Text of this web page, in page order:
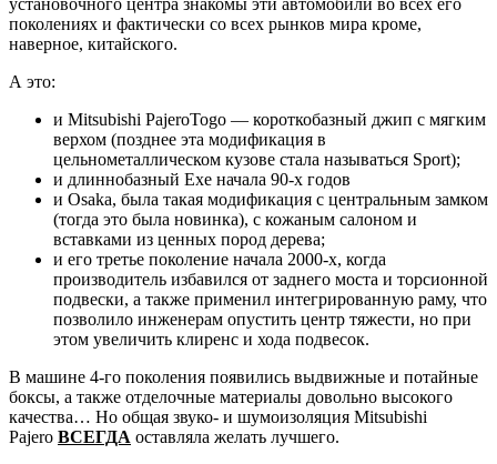
установочного центра знакомы эти автомобили во всех его
поколениях и фактически со всех рынков мира кроме,
наверное, китайского.
А это:
и Mitsubishi PajeroTogo — короткобазный джип с мягким
верхом (позднее эта модификация в
цельнометаллическом кузове стала называться Sport);
и длиннобазный Exe начала 90-х годов
и Osaka, была такая модификация с центральным замком
(тогда это была новинка), с кожаным салоном и
вставками из ценных пород дерева;
и его третье поколение начала 2000-х, когда
производитель избавился от заднего моста и торсионной
подвески, а также применил интегрированную раму, что
позволило инженерам опустить центр тяжести, но при
этом увеличить клиренс и хода подвесок.
В машине 4-го поколения появились выдвижные и потайные
боксы, а также отделочные материалы довольно высокого
качества… Но общая звуко- и шумоизоляция Mitsubishi
Pajero ВСЕГДА оставляла желать лучшего.